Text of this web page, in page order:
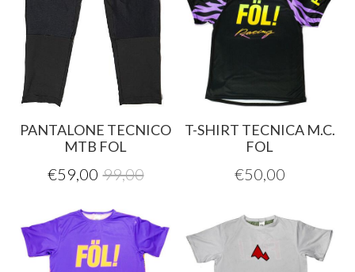
PANTALONE TECNICO
MTB FOL
€59,00 99,00
T-SHIRT TECNICA M.C.
FOL
€50,00